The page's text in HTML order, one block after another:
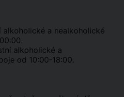
alkoholické a nealkoholické
alkoholické a
od 10:00-18:00.